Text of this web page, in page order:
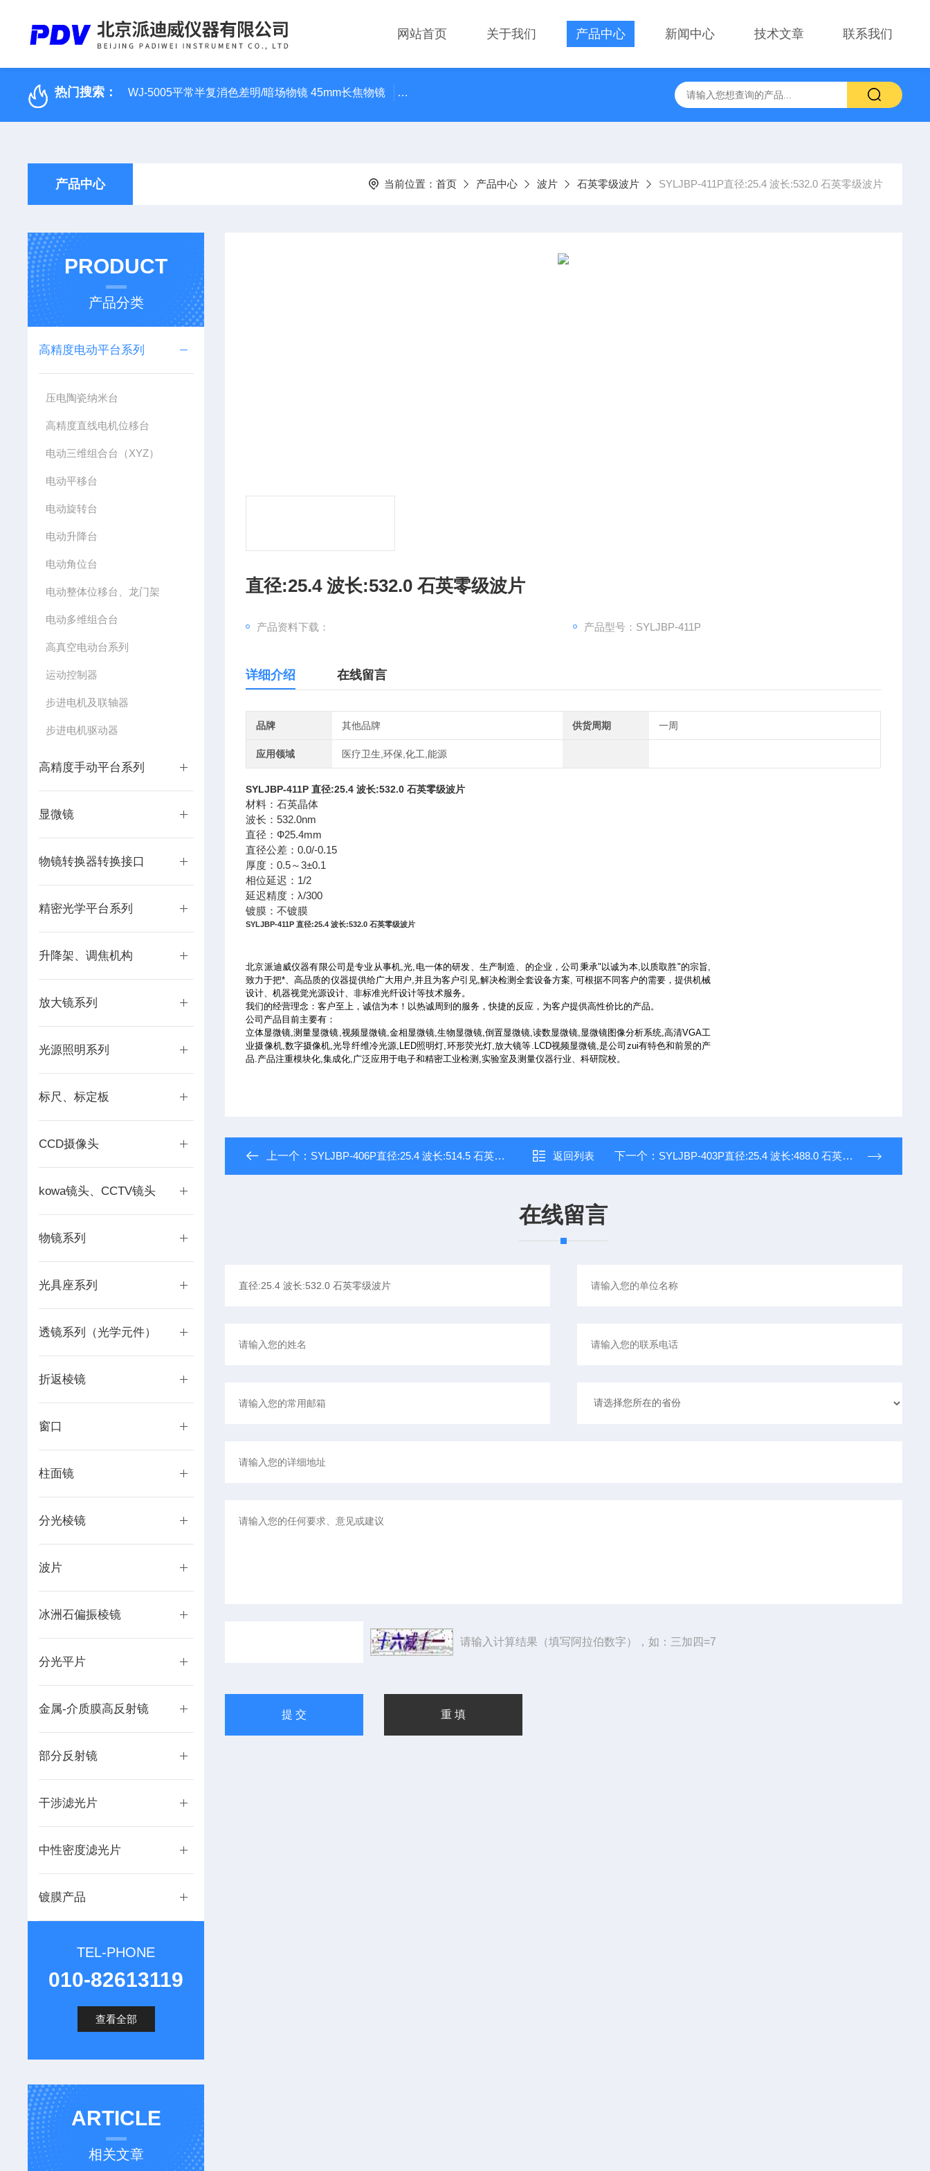
网站首页 关于我们 产品中心 新闻中心 技术文章 联系我们
热门搜索： WJ-5005平常半复消色差明/暗场物镜 45mm长焦物镜 LMPLN-IR/LCPLN-IR奥林巴斯红外线观察用显微镜物镜 PT-GD402电动升降台、位移台 电动滑台升降桌
产品中心 当前位置： 首页 产品中心 波片 石英零级波片 SYLJBP-411P直径:25.4 波长:532.0 石英零级波片
PRODUCT
产品分类
高精度电动平台系列
压电陶瓷纳米台
高精度直线电机位移台
电动三维组合台（XYZ）
电动平移台
电动旋转台
电动升降台
电动角位台
电动整体位移台、龙门架
电动多维组合台
高真空电动台系列
运动控制器
步进电机及联轴器
步进电机驱动器
高精度手动平台系列
显微镜
物镜转换器转换接口
精密光学平台系列
升降架、调焦机构
放大镜系列
光源照明系列
标尺、标定板
CCD摄像头
kowa镜头、CCTV镜头
物镜系列
光具座系列
透镜系列（光学元件）
折返棱镜
窗口
柱面镜
分光棱镜
波片
冰洲石偏振棱镜
分光平片
金属-介质膜高反射镜
部分反射镜
干涉滤光片
中性密度滤光片
镀膜产品
TEL-PHONE
010-82613119
查看全部
ARTICLE
相关文章
直径:25.4 波长:532.0 石英零级波片
产品资料下载： 产品型号：SYLJBP-411P
详细介绍 在线留言
品牌 其他品牌 供货周期 一周
应用领域 医疗卫生,环保,化工,能源
SYLJBP-411P直径:25.4 波长:532.0 石英零级波片
材料：石英晶体
波长：532.0nm
直径：Ф25.4mm
直径公差：0.0/-0.15
厚度：0.5～3±0.1
相位延迟：1/2
延迟精度：λ/300
镀膜：不镀膜
SYLJBP-411P直径:25.4 波长:532.0 石英零级波片
北京派迪威仪器有限公司是专业从事机,光,电一体的研发、生产制造、的企业，公司秉承"以诚为本,以质取胜"的宗旨,
致力于把*、高品质的仪器提供给广大用户,并且为客户引见,解决检测全套设备方案, 可根据不同客户的需要，提供机械
设计、机器视觉光源设计、非标准光纤设计等技术服务。
我们的经营理念：客户至上，诚信为本！以热诚周到的服务，快捷的反应，为客户提供高性价比的产品。
公司产品目前主要有：
立体显微镜,测量显微镜,视频显微镜,金相显微镜,生物显微镜,倒置显微镜,读数显微镜,显微镜图像分析系统,高清VGA工
业摄像机,数字摄像机,光导纤维冷光源,LED照明灯,环形荧光灯,放大镜等.LCD视频显微镜,是公司zui有特色和前景的产
品.产品注重模块化,集成化,广泛应用于电子和精密工业检测,实验室及测量仪器行业、科研院校。
上一个： SYLJBP-406P直径:25.4 波长:514.5 石英零级波片 返回列表 下一个： SYLJBP-403P直径:25.4 波长:488.0 石英零级波片
在线留言
请输入计算结果（填写阿拉伯数字），如：三加四=7